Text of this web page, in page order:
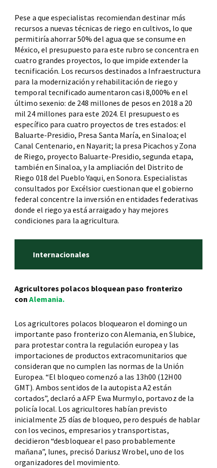
Pese a que especialistas recomiendan destinar más
recursos a nuevas técnicas de riego en cultivos, lo que
permitiría ahorrar 50% del agua que se consume en
México, el presupuesto para este rubro se concentra en
cuatro grandes proyectos, lo que impide extender la
tecnificación. Los recursos destinados a Infraestructura
para la modernización y rehabilitación de riego y
temporal tecnificado aumentaron casi 8,000% en el
último sexenio: de 248 millones de pesos en 2018 a 20
mil 24 millones para este 2024. El presupuesto es
específico para cuatro proyectos de tres estados: el
Baluarte-Presidio, Presa Santa María, en Sinaloa; el
Canal Centenario, en Nayarit; la presa Picachos y Zona
de Riego, proyecto Baluarte-Presidio, segunda etapa,
también en Sinaloa, y la ampliación del Distrito de
Riego 018 del Pueblo Yaqui, en Sonora. Especialistas
consultados por Excélsior cuestionan que el gobierno
federal concentre la inversión en entidades federativas
donde el riego ya está arraigado y hay mejores
condiciones para la agricultura.
Internacionales
Agricultores polacos bloquean paso fronterizo
conAlemania.
Los agricultores polacos bloquearon el domingo un
importante paso fronterizo con Alemania, en Slubice,
para protestar contra la regulación europea y las
importaciones de productos extracomunitarios que
consideran que no cumplen las normas de la Unión
Europea. “El bloqueo comenzó a las 13h00 (12H00
GMT). Ambos sentidos de la autopista A2 están
cortados”, declaró a AFP Ewa Murmylo, portavoz de la
policía local. Los agricultores habían previsto
inicialmente 25 días de bloqueo, pero después de hablar
con los vecinos, empresarios y transportistas,
decidieron “desbloquear el paso probablemente
mañana”, lunes, precisó Dariusz Wrobel, uno de los
organizadores del movimiento.